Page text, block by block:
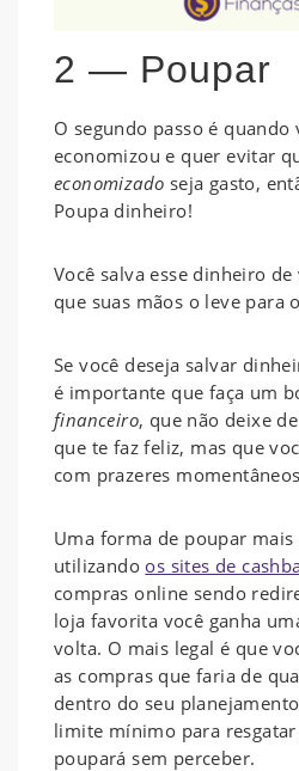
2 — Poupar
O segundo passo é quando
economizou e quer evitar
economizado seja gasto,
Poupa dinheiro!
Você salva esse dinheiro
que suas mãos o leve para
Se você deseja salvar
é importante que faça um
financeiro, que não deixe
que te faz feliz, mas que
com prazeres
Uma forma de poupar
utilizandoos sites de
compras online sendo
loja favorita você ganha
volta. O mais legal é que
as compras que faria de
dentro do seu
limite mínimo para resgatar
poupará sem perceber.